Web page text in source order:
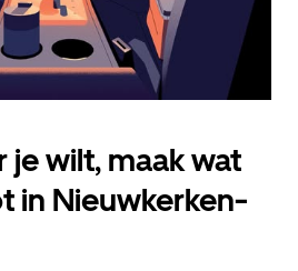
je wilt, maak wat
in Nieuwkerken-